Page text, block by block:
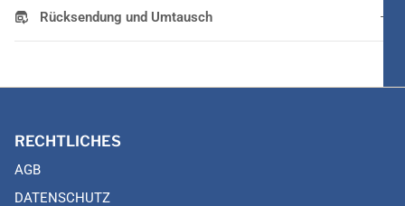
Rücksendung und Umtausch
RECHTLICHES
AGB
DATENSCHUTZ